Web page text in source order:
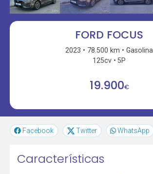
FORD FOCUS
2023 78.500 km
Gasolina
125cv
5P
19.900€
Facebook Twitter WhatsApp
Características